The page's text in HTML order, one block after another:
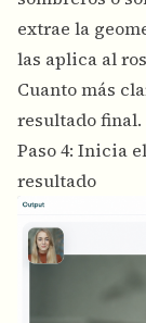
extrae la
las aplica al
Cuanto más
resultado final.
Paso 4: Inicia
resultado